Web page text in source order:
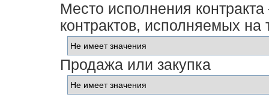
Место исполнения
контрактов, исполняемых
Продажа или закупка